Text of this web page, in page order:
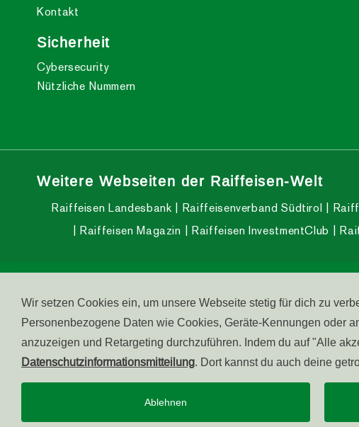
Kontakt
Sicherheit
Cybersecurity
Nützliche Nummern
Weitere Webseiten der Raiffeisen-Welt
Raiffeisen Landesbank Raiffeisenverband Südtirol
Raiffeisen Magazin
Raiffeisen InvestmentClub
Wir setzen Cookies ein, um unsere Webseite stetig für dich zu
Personenbezogene Daten wie Cookies, Geräte-Kennungen oder
anzuzeigen und Retargeting durchzuführen. Indem du auf "Alle
Datenschutzinformationsmitteilung. Dort kannst du auch deine
Ablehnen